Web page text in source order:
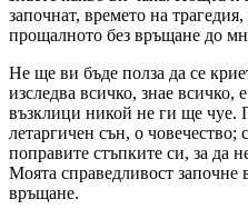
започнат, времето на
прощалното без връщане до
Не ще ви бъде полза да се
изследва всичко, знае
възклици никой не ги ще чуе.
летаргичен сън, о човечество;
поправите стъпките си, за да
Моята справедливост започне
връщане.